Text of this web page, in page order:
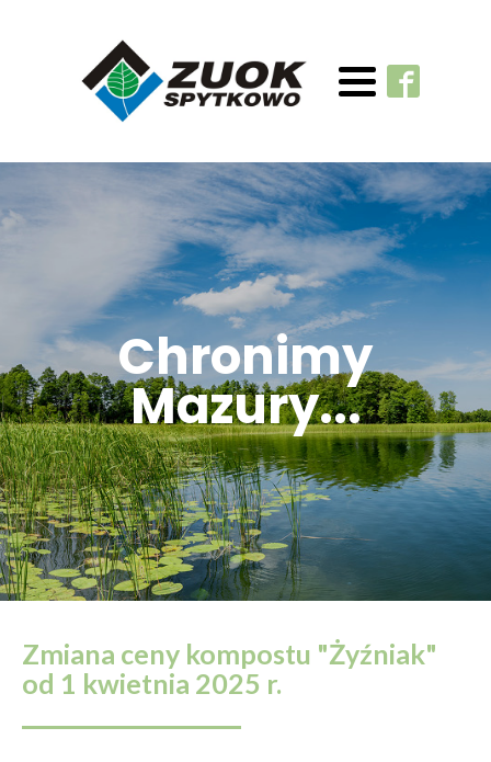
Chronimy
Mazury...
Zmiana ceny kompostu "Żyźniak"
od 1 kwietnia 2025 r.